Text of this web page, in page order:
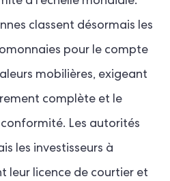
classent désormais les
pour le compte
mobilières, exigeant
complète et le
Les autorités
les investisseurs à
leur licence de courtier et